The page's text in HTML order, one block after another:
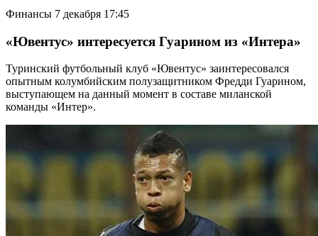
Финансы 7 декабря 17:45
«Ювентус» интересуется Гуарином из «Интера»
Туринский футбольный клуб «Ювентус» заинтересовался
опытным колумбийским полузащитником Фредди Гуарином,
выступающем на данный момент в составе миланской
команды «Интер».